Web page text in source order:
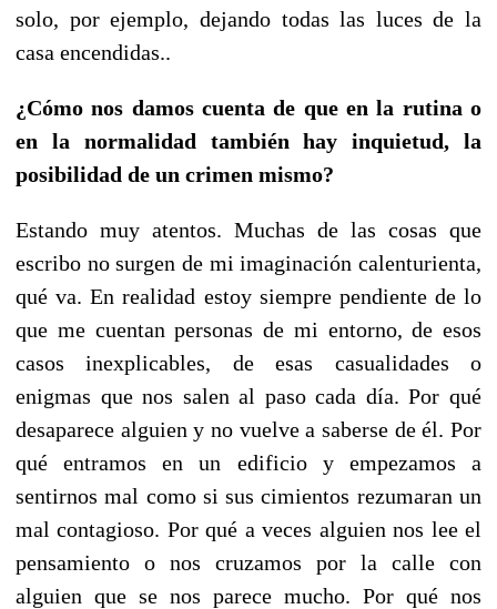
solo, por ejemplo, dejando todas las luces de la
casa encendidas..
¿Cómo nos damos cuenta de que en la rutina o
en la normalidad también hay inquietud, la
posibilidad de un crimen mismo?
Estando muy atentos. Muchas de las cosas que
escribo no surgen de mi imaginación calenturienta,
qué va. En realidad estoy siempre pendiente de lo
que me cuentan personas de mi entorno, de esos
casos inexplicables, de esas casualidades o
enigmas que nos salen al paso cada día. Por qué
desaparece alguien y no vuelve a saberse de él. Por
qué entramos en un edificio y empezamos a
sentirnos mal como si sus cimientos rezumaran un
mal contagioso. Por qué a veces alguien nos lee el
pensamiento o nos cruzamos por la calle con
alguien que se nos parece mucho. Por qué nos